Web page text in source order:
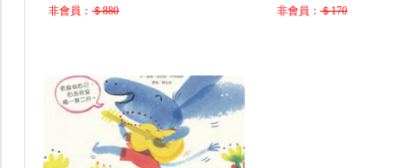
非會員：＄880 非會員： ＄170